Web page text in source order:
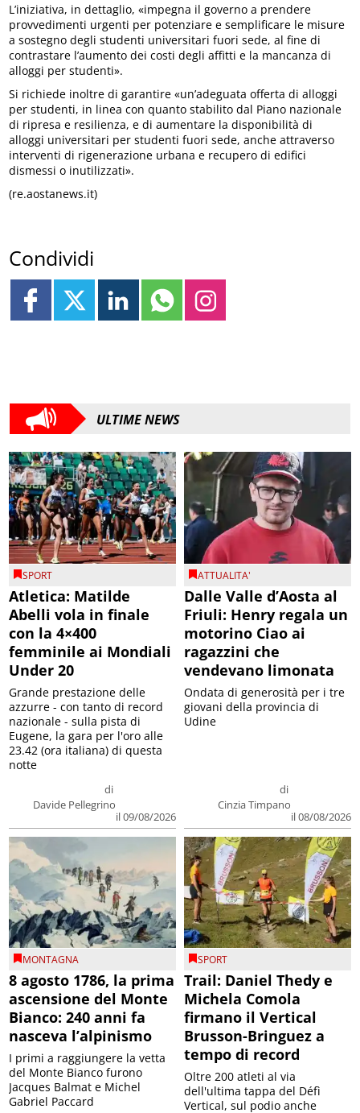
L’iniziativa, in dettaglio, «impegna il governo a prendere
provvedimenti urgenti per potenziare e semplificare le misure
a sostegno degli studenti universitari fuori sede, al fine di
contrastare l’aumento dei costi degli affitti e la mancanza di
alloggi per studenti».
Si richiede inoltre di garantire «un’adeguata offerta di alloggi
per studenti, in linea con quanto stabilito dal Piano nazionale
di ripresa e resilienza, e di aumentare la disponibilità di
alloggi universitari per studenti fuori sede, anche attraverso
interventi di rigenerazione urbana e recupero di edifici
dismessi o inutilizzati».
(re.aostanews.it)
Condividi
ULTIME NEWS
SPORT
Atletica: Matilde
Abelli vola in finale
con la 4×400
femminile ai Mondiali
Under 20
di
Davide Pellegrino
il 09/08/2026
Grande prestazione delle
azzurre - con tanto di record
nazionale - sulla pista di
Eugene, la gara per l'oro alle
23.42 (ora italiana) di questa
notte
ATTUALITA'
Dalle Valle d’Aosta al
Friuli: Henry regala un
motorino Ciao ai
ragazzini che
vendevano limonata
di
Cinzia Timpano
il 08/08/2026
Ondata di generosità per i tre
giovani della provincia di
Udine
MONTAGNA
8 agosto 1786, la prima
ascensione del Monte
Bianco: 240 anni fa
nasceva l’alpinismo
I primi a raggiungere la vetta
del Monte Bianco furono
Jacques Balmat e Michel
Gabriel Paccard
SPORT
Trail: Daniel Thedy e
Michela Comola
firmano il Vertical
Brusson-Bringuez a
tempo di record
Oltre 200 atleti al via
dell'ultima tappa del Défì
Vertical, sul podio anche